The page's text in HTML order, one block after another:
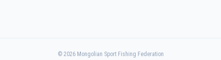
© 2026Mongolian Sport Fishing Federation